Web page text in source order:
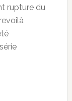
rupture du